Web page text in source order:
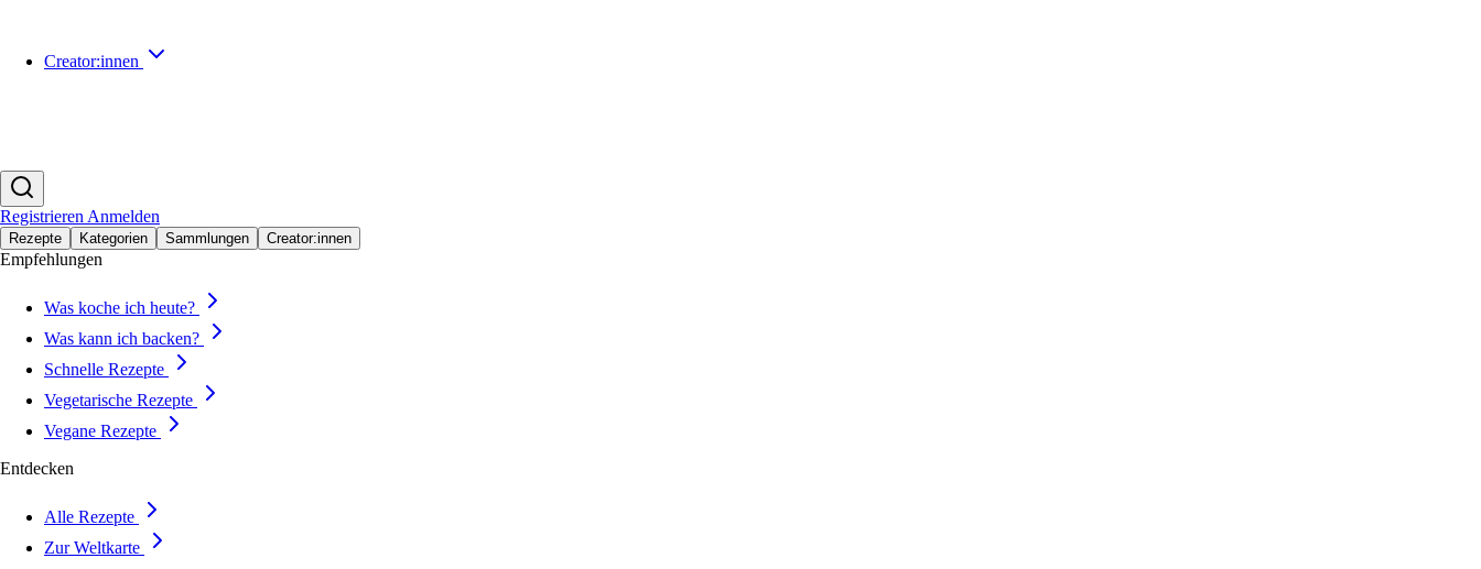
Creator:innen
Registrieren Anmelden
Rezepte Kategorien Sammlungen Creator:innen
Empfehlungen
Was koche ich heute?
Was kann ich backen?
Schnelle Rezepte
Vegetarische Rezepte
Vegane Rezepte
Entdecken
Alle Rezepte
Zur Weltkarte